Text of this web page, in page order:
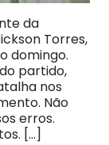
da
Torres,
domingo.
partido,
nos
Não
erros.
[…]